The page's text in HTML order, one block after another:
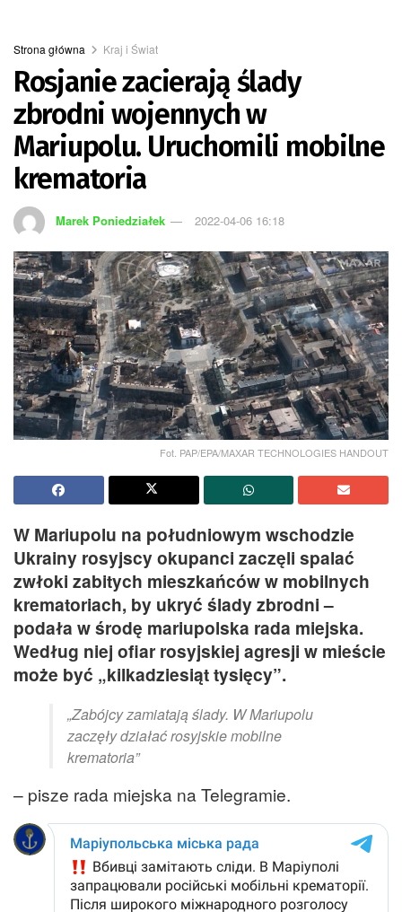
Strona główna Kraj i Świat
Rosjanie zacierają ślady
zbrodni wojennych w
Mariupolu. Uruchomili mobilne
krematoria
Marek Poniedziałek 2022-04-06 16:18
Fot. PAP/EPA/MAXAR TECHNOLOGIES HANDOUT
W Mariupolu na południowym wschodzie
Ukrainy rosyjscy okupanci zaczęli spalać
zwłoki zabitych mieszkańców w mobilnych
krematoriach, by ukryć ślady zbrodni –
podała w środę mariupolska rada miejska.
Według niej ofiar rosyjskiej agresji w mieście
może być „kilkadziesiąt tysięcy”.
„Zabójcy zamiatają ślady. W Mariupolu
zaczęły działać rosyjskie mobilne
krematoria”
– pisze rada miejska na Telegramie.